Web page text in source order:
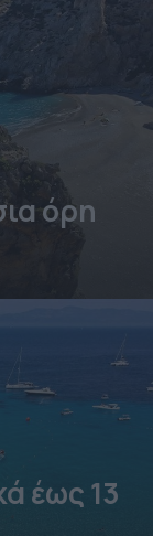
όρη
έως 13